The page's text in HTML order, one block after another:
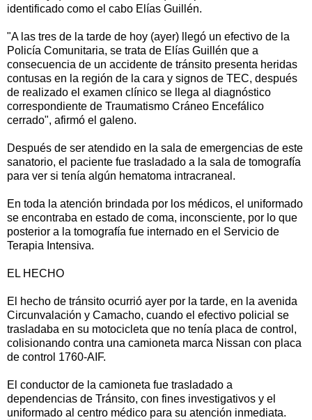
identificado como el cabo Elías Guillén.
"A las tres de la tarde de hoy (ayer) llegó un efectivo de la
Policía Comunitaria, se trata de Elías Guillén que a
consecuencia de un accidente de tránsito presenta heridas
contusas en la región de la cara y signos de TEC, después
de realizado el examen clínico se llega al diagnóstico
correspondiente de Traumatismo Cráneo Encefálico
cerrado", afirmó el galeno.
Después de ser atendido en la sala de emergencias de este
sanatorio, el paciente fue trasladado a la sala de tomografía
para ver si tenía algún hematoma intracraneal.
En toda la atención brindada por los médicos, el uniformado
se encontraba en estado de coma, inconsciente, por lo que
posterior a la tomografía fue internado en el Servicio de
Terapia Intensiva.
EL HECHO
El hecho de tránsito ocurrió ayer por la tarde, en la avenida
Circunvalación y Camacho, cuando el efectivo policial se
trasladaba en su motocicleta que no tenía placa de control,
colisionando contra una camioneta marca Nissan con placa
de control 1760-AIF.
El conductor de la camioneta fue trasladado a
dependencias de Tránsito, con fines investigativos y el
uniformado al centro médico para su atención inmediata.